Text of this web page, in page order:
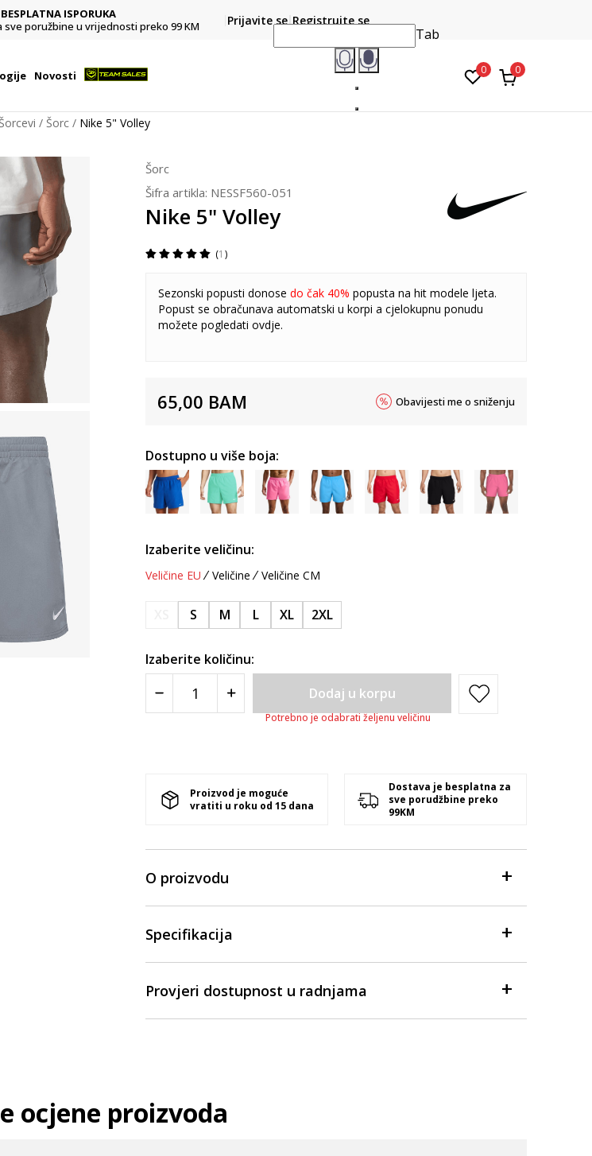
BESPLATNA ISPORUKA
sve poružbine u vrijednosti preko 99 KM
Platite karticom online i preuzmite u prodavnici po vašem
Prijavite se Registrujte se
Novosti
Tab
0 0
Šorc Nike 5" Volley
Šorc
Šifra artikla: NESSF560-051
Nike 5" Volley
1
Sezonski popusti donose do čak 40% popusta na hit modele ljeta.
Popust se obračunava automatski u korpi a cjelokupnu ponudu
možete pogledati ovdje.
65,00 BAM Obavijesti me o sniženju
Dostupno u više boja:
Izaberite veličinu:
Veličine EU Veličine Veličine CM
S M L XL 2XL
Izaberite količinu:
Dodaj u korpu
Potrebno je odabrati željenu veličinu
Proizvod je moguće
vratiti u roku od 15 dana
Dostava je besplatna za
sve porudžbine preko
99KM
O proizvodu
Specifikacija
Provjeri dostupnost u radnjama
ocjene proizvoda